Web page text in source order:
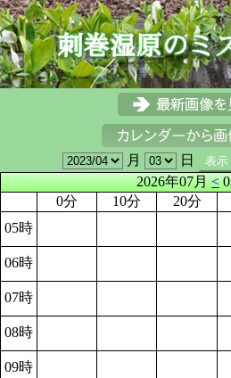
月
日
2026年07月<
0分
10分 20分
05時
06時
07時
08時
09時